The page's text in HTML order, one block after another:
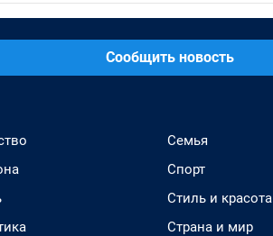
Сообщить новость
Семья
Спорт
Стиль и красота
Страна и мир